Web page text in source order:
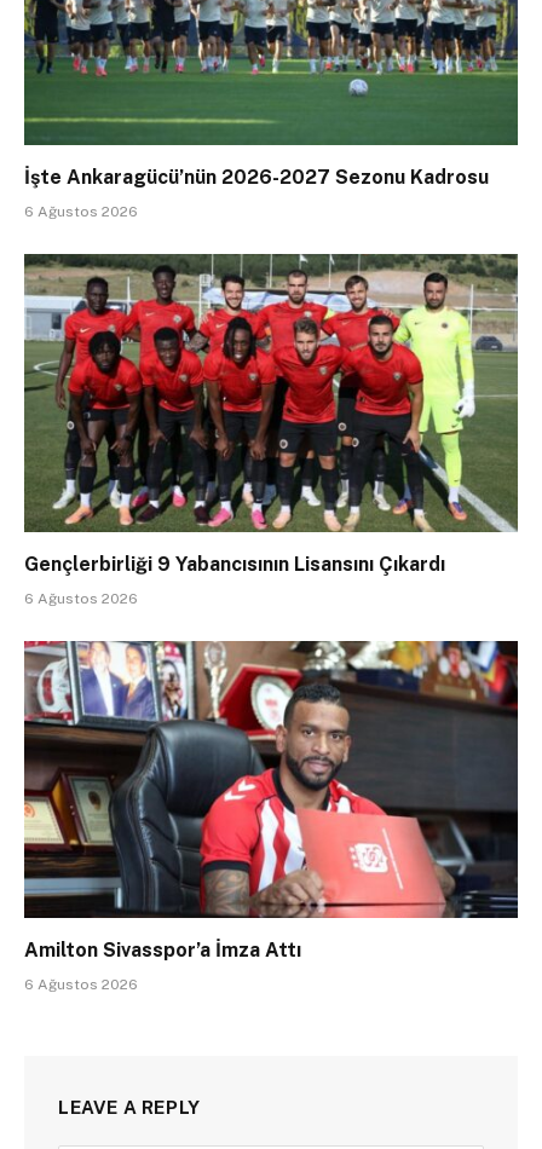
İşte Ankaragücü’nün 2026-2027 Sezonu Kadrosu
6 Ağustos 2026
Gençlerbirliği 9 Yabancısının Lisansını Çıkardı
6 Ağustos 2026
Amilton Sivasspor’a İmza Attı
6 Ağustos 2026
LEAVE A REPLY